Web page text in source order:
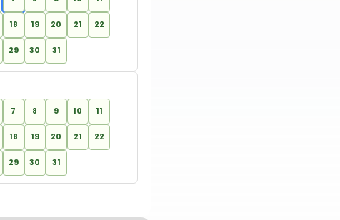
18 19 20 21 22
29 30 31
7 8 9 10 11
18 19 20 21 22
29 30 31